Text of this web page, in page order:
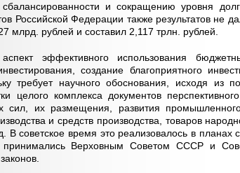
и сокращению уровня
Российской Федерации также результатов не
млрд. рублей и составил 2,117 трлн. рублей.
эффективного использования
создание благоприятного
требует научного обоснования, исходя из
целого комплекса документов
сил, их размещения, развития
и средств производства, товаров
В советское время это реализовалось в планах
принимались Верховным Советом СССР и